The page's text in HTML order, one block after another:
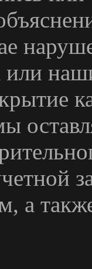
или
а